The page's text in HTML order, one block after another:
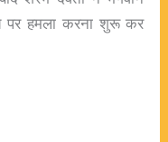
पर हमला करना शुरू कर